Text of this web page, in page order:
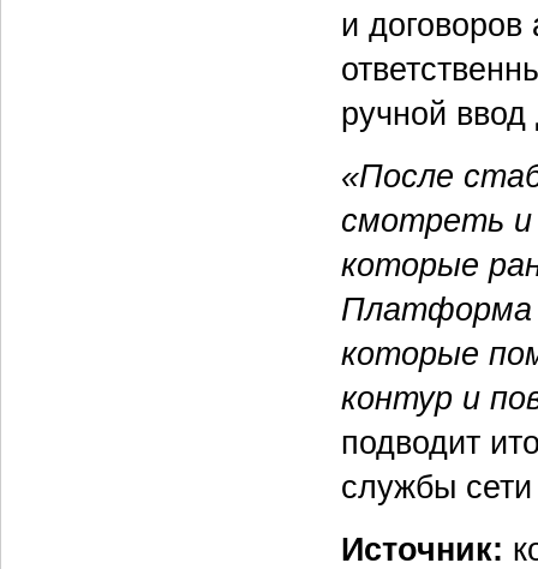
и договоров
ручной ввод
«После
смотреть и
которые
Платформа
которые
контур и
подводит
службы
Источник: